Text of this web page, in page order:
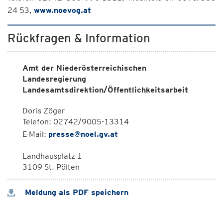
24 53, www.noevog.at
Rückfragen & Information
Amt der Niederösterreichischen
Landesregierung
Landesamtsdirektion/Öffentlichkeitsarbeit
Doris Zöger
Telefon: 02742/9005-13314
E-Mail: presse@noel.gv.at
Landhausplatz 1
3109 St. Pölten
Meldung als PDF speichern